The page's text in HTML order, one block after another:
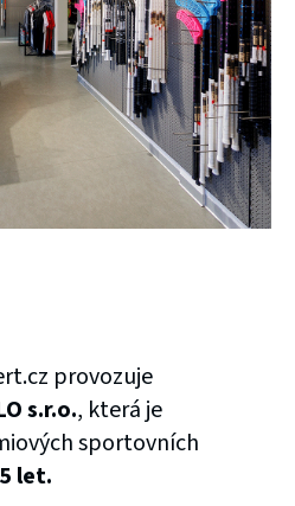
provozuje
s.r.o., která je
sportovních
let.